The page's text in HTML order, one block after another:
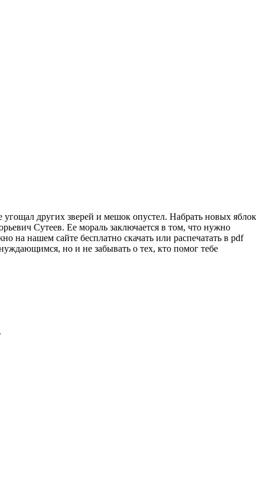
других зверей и мешок опустел. Набрать новых яблок
Сутеев. Ее мораль заключается в том, что нужно
на нашем сайте бесплатно скачать или распечатать в pdf
но и не забывать о тех, кто помог тебе